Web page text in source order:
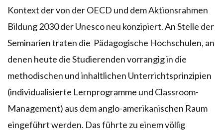
Kontext der von der OECD und dem Aktionsrahmen
Bildung 2030 der Unesco neu konzipiert. An Stelle der
Seminarien traten die Pädagogische Hochschulen, an
denen heute die Studierenden vorrangig in die
methodischen und inhaltlichen Unterrichtsprinzipien
(individualisierte Lernprogramme und Classroom-
Management) aus dem anglo-amerikanischen Raum
eingeführt werden. Das führte zu einem völlig